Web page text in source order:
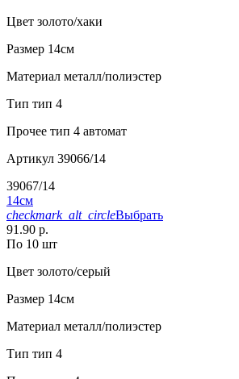
Цвет золото/хаки
Размер 14см
Материал металл/полиэстер
Тип тип 4
Прочее тип 4 автомат
Артикул 39066/14
39067/14
14см
checkmark_alt_circleВыбрать
91.90 р.
По 10 шт
Цвет золото/серый
Размер 14см
Материал металл/полиэстер
Тип тип 4